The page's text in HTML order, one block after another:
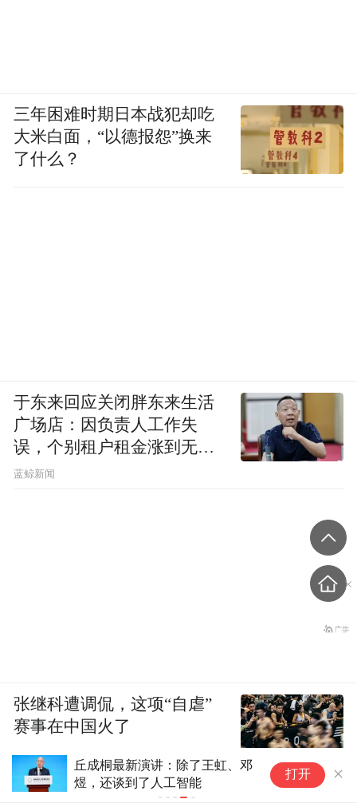
丘成桐最新演讲：除了王虹、邓
煜，还谈到了人工智能
打开
三年困难时期日本战犯却吃
大米白面，“以德报怨”换来
了什么？
于东来回应关闭胖东来生活
广场店：因负责人工作失
误，个别租户租金涨到无法
想象
蓝鲸新闻
张继科遭调侃，这项“自虐”
赛事在中国火了